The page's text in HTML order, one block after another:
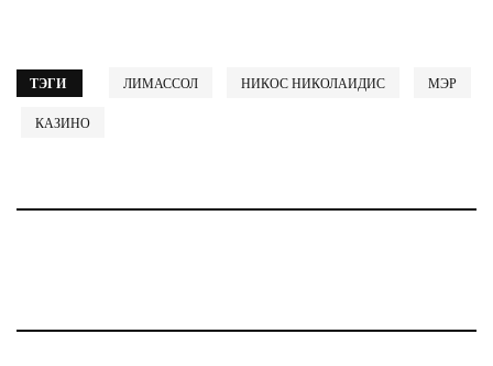
ТЭГИ ЛИМАССОЛ НИКОС НИКОЛАИДИС МЭР
КАЗИНО